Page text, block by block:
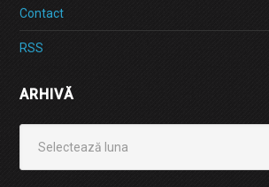
Contact
RSS
ARHIVĂ